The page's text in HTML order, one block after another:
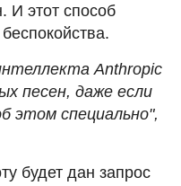
И этот способ
Anthropic
песен, даже если
этом специально",
будет дан запрос